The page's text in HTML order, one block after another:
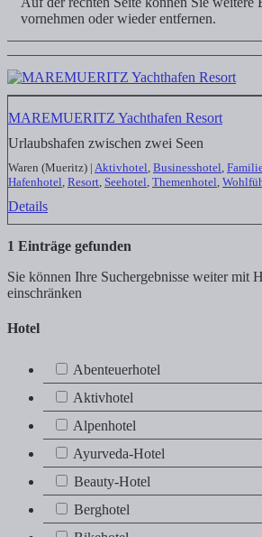
vornehmen oder wieder entfernen.
MAREMUERITZ Yachthafen Resort
Urlaubshafen zwischen zwei Seen
Waren (Mueritz) | Aktivhotel Businesshotel
Hafenhotel Resort Seehotel Themenhotel
Details
1 Einträge gefunden
Sie können Ihre Suchergebnisse weiter mit
einschränken
Hotel
Abenteuerhotel
Abenteuerhotel
AktivhotelAktivhotel
AlpenhotelAlpenhotel
Ayurveda-Hotel
Ayurveda-Hotel
Beauty-Hotel
Beauty-Hotel
BerghotelBerghotel
Bikehotel